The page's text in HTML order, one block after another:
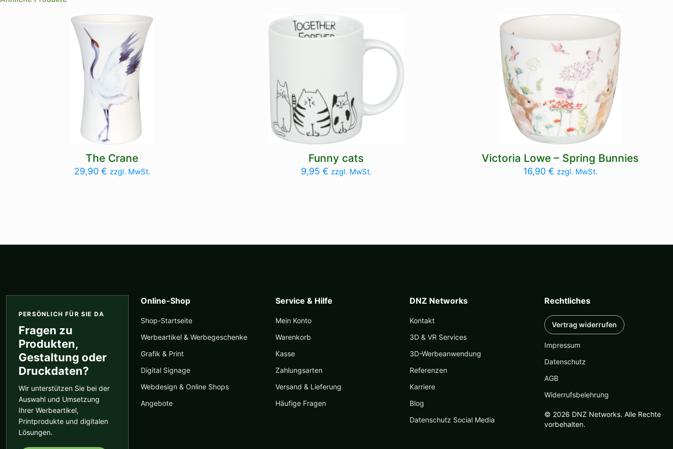
The Crane
29,90 € zzgl. MwSt.
Funny cats
9,95 € zzgl. MwSt.
Victoria Lowe – Spring Bunnies
16,90 € zzgl. MwSt.
PERSÖNLICH FÜR SIE DA
Fragen zu
Produkten,
Gestaltung oder
Druckdaten?
Wir unterstützen Sie bei der
Auswahl und Umsetzung
Ihrer Werbeartikel,
Printprodukte und digitalen
Lösungen.
Online-Shop
Shop-Startseite
Werbeartikel & Werbegeschenke
Grafik & Print
Digital Signage
Webdesign & Online Shops
Angebote
Service & Hilfe
Mein Konto
Warenkorb
Kasse
Zahlungsarten
Versand & Lieferung
Häufige Fragen
DNZ Networks
Kontakt
3D & VR Services
3D-Werbeanwendung
Referenzen
Karriere
Blog
Datenschutz Social Media
Rechtliches
Vertrag widerrufen
Impressum
Datenschutz
AGB
Widerrufsbelehrung
© 2026 DNZ Networks. Alle Rechte
vorbehalten.